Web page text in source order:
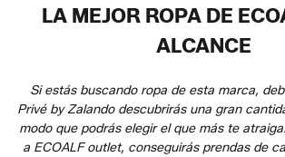
LA MEJOR ROPA DE
ALCANCE
Si estás buscando ropa de esta marca,
Privé by Zalando descubrirás una gran
modo que podrás elegir el que más te
a ECOALF outlet, conseguirás prendas de